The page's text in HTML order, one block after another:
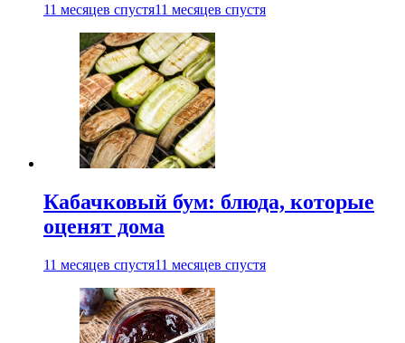
11 месяцев спустя11 месяцев спустя
Кабачковый бум: блюда, которые
оценят дома
11 месяцев спустя11 месяцев спустя